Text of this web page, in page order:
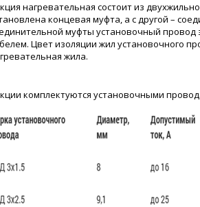
нагревательная состоит из
концевая муфта, а с другой –
муфты установочный провод
Цвет изоляции жил установочного
жила.
комплектуются установочными